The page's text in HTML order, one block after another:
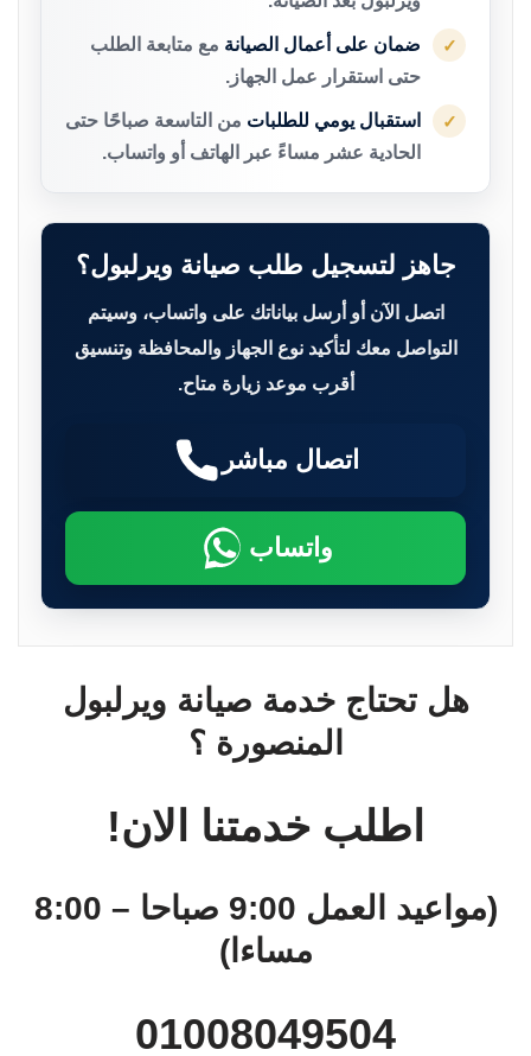
✓ ضمان على أعمال الصيانة مع متابعة الطلب
حتى استقرار عمل الجهاز.
✓ استقبال يومي للطلبات من التاسعة صباحًا حتى
الحادية عشر مساءً عبر الهاتف أو واتساب.
جاهز لتسجيل طلب صيانة ويرلبول؟
اتصل الآن أو أرسل بياناتك على واتساب، وسيتم
التواصل معك لتأكيد نوع الجهاز والمحافظة وتنسيق
أقرب موعد زيارة متاح.
اتصال مباشر
واتساب
هل تحتاج خدمة صيانة ويرلبول
المنصورة ؟
اطلب خدمتنا الان!
(مواعيد العمل 9:00 صباحا – 8:00
مساءا)
01008049504